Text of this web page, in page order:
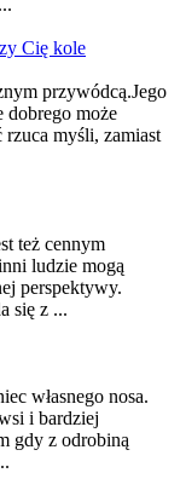
Cię kole
przywódcą.Jego
dobrego może
rzuca myśli, zamiast
też cennym
ludzie mogą
perspektywy.
się z ...
własnego nosa.
i bardziej
gdy z odrobiną